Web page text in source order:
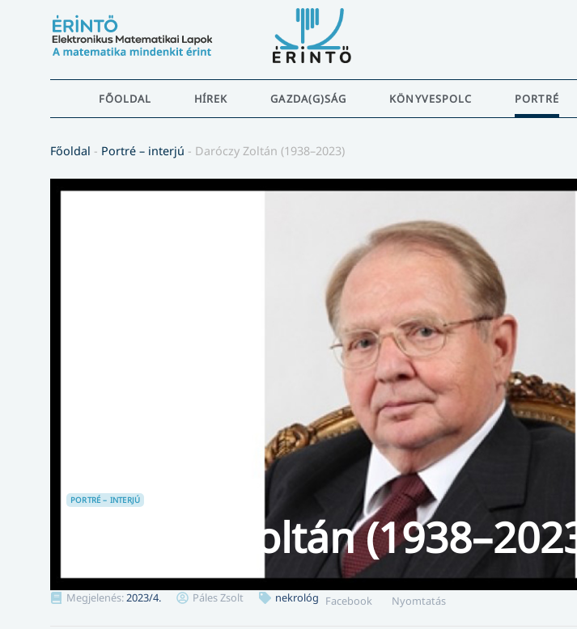
FŐOLDAL HÍREK GAZDA(G)SÁG KÖNYVESPOLC PORTRÉ
Főoldal - Portré – interjú - Daróczy Zoltán (1938–2023)
PORTRÉ – INTERJÚ
Daróczy Zoltán (1938–2023)
Megjelenés:2023/4. Páles Zsolt nekrológ Facebook Nyomtatás